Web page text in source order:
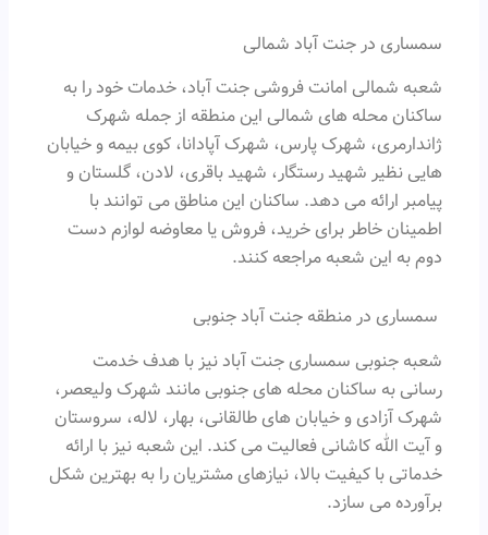
سمساری در جنت آباد شمالی
شعبه شمالی امانت فروشی جنت آباد، خدمات خود را به
ساکنان محله های شمالی این منطقه از جمله شهرک
ژاندارمری، شهرک پارس، شهرک آپادانا، کوی بیمه و خیابان
هایی نظیر شهید رستگار، شهید باقری، لادن، گلستان و
پیامبر ارائه می دهد. ساکنان این مناطق می توانند با
اطمینان خاطر برای خرید، فروش یا معاوضه لوازم دست
دوم به این شعبه مراجعه کنند.
سمساری در منطقه جنت آباد جنوبی
شعبه جنوبی سمساری جنت آباد نیز با هدف خدمت
رسانی به ساکنان محله های جنوبی مانند شهرک ولیعصر،
شهرک آزادی و خیابان های طالقانی، بهار، لاله، سروستان
و آیت الله کاشانی فعالیت می کند. این شعبه نیز با ارائه
خدماتی با کیفیت بالا، نیازهای مشتریان را به بهترین شکل
برآورده می سازد.